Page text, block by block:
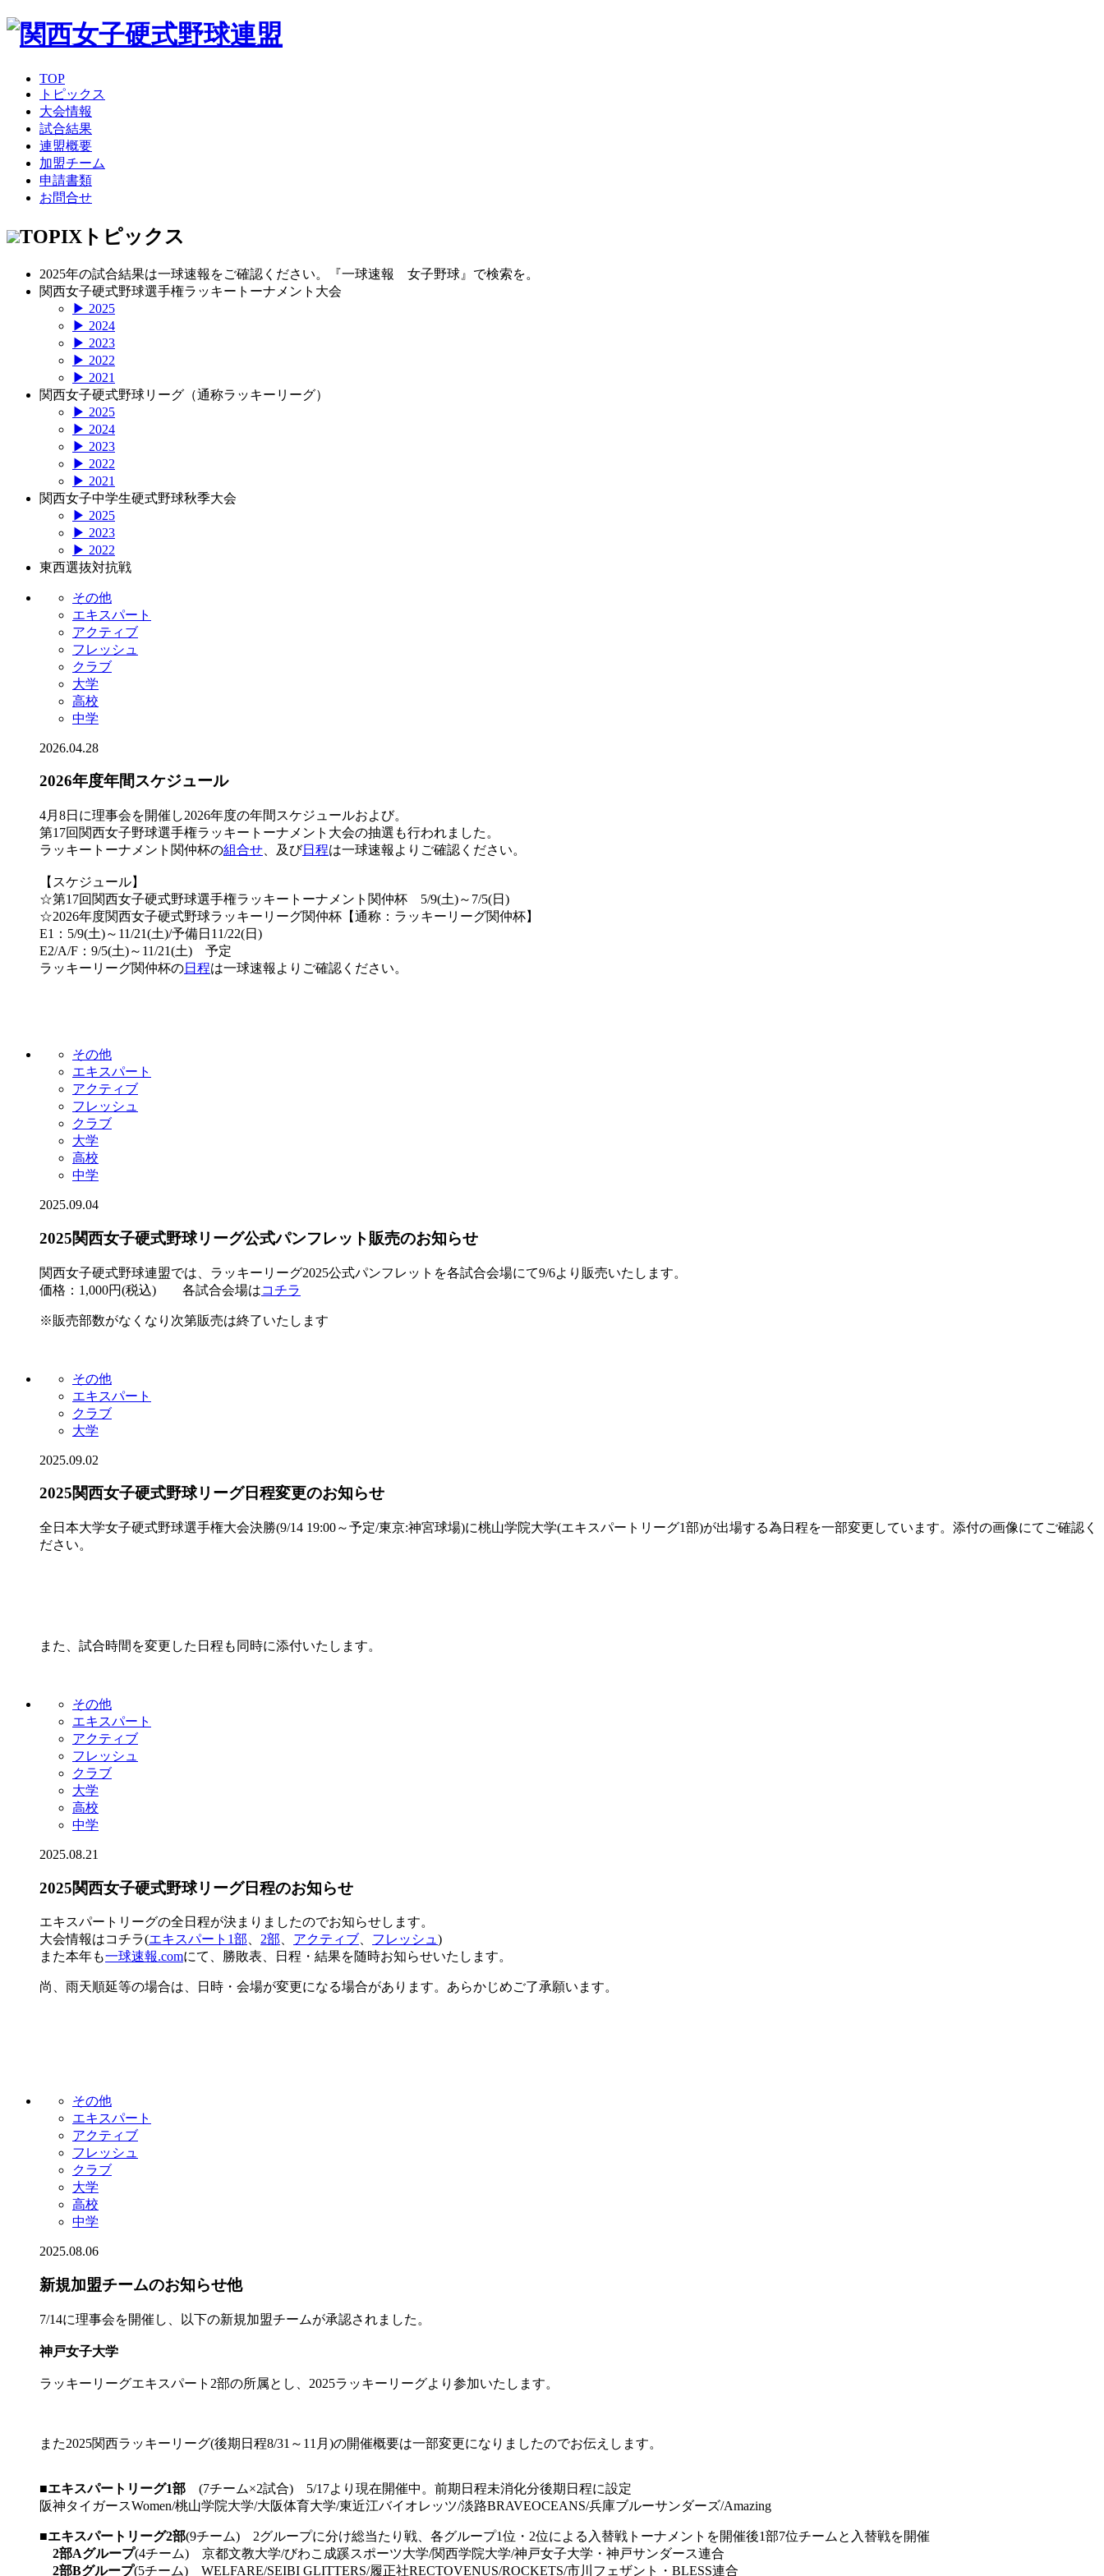
TOP
トピックス
大会情報
試合結果
連盟概要
加盟チーム
申請書類
お問合せ
TOPIX トピックス
2025年の試合結果は一球速報をご確認ください。『一球速報 女子野球』で検索を。
関西女子硬式野球選手権ラッキートーナメント大会
▶ 2025
▶ 2024
▶ 2023
▶ 2022
▶ 2021
関西女子硬式野球リーグ（通称ラッキーリーグ）
▶ 2025
▶ 2024
▶ 2023
▶ 2022
▶ 2021
関西女子中学生硬式野球秋季大会
▶ 2025
▶ 2023
▶ 2022
東西選抜対抗戦
その他
エキスパート
アクティブ
フレッシュ
クラブ
大学
高校
中学
2026.04.28
2026年度年間スケジュール
4月8日に理事会を開催し2026年度の年間スケジュールおよび。
第17回関西女子野球選手権ラッキートーナメント大会の抽選も行われました。
ラッキートーナメント関仲杯の組合せ 、及び日程は一球速報よりご確認ください。
【スケジュール】
☆第17回関西女子硬式野球選手権ラッキートーナメント関仲杯 5/9(土)～7/5(日)
☆2026年度関西女子硬式野球ラッキーリーグ関仲杯【通称：ラッキーリーグ関仲杯】
E1：5/9(土)～11/21(土)/予備日11/22(日)
E2/A/F：9/5(土)～11/21(土) 予定
ラッキーリーグ関仲杯の日程は一球速報よりご確認ください。
その他
エキスパート
アクティブ
フレッシュ
クラブ
大学
高校
中学
2025.09.04
2025関西女子硬式野球リーグ公式パンフレット販売のお知らせ
関西女子硬式野球連盟では、ラッキーリーグ2025公式パンフレットを各試合会場にて9/6より販売いたします。
価格：1,000円(税込) 各試合会場はコチラ
※販売部数がなくなり次第販売は終了いたします
その他
エキスパート
クラブ
大学
2025.09.02
2025関西女子硬式野球リーグ日程変更のお知らせ
全日本大学女子硬式野球選手権大会決勝(9/14 19:00～予定/東京:神宮球場)に桃山学院大学(エキスパートリーグ1部)が出場する為日程を一部変更しています。添付の画像にてご確認く
ださい。
また、試合時間を変更した日程も同時に添付いたします。
その他
エキスパート
アクティブ
フレッシュ
クラブ
大学
高校
中学
2025.08.21
2025関西女子硬式野球リーグ日程のお知らせ
エキスパートリーグの全日程が決まりましたのでお知らせします。
大会情報はコチラ(エキスパート1部、 2部、 アクティブ、 フレッシュ)
また本年も一球速報.comにて、勝敗表、日程・結果を随時お知らせいたします。
尚、雨天順延等の場合は、日時・会場が変更になる場合があります。あらかじめご了承願います。
その他
エキスパート
アクティブ
フレッシュ
クラブ
大学
高校
中学
2025.08.06
新規加盟チームのお知らせ他
7/14に理事会を開催し、以下の新規加盟チームが承認されました。
神戸女子大学
ラッキーリーグエキスパート2部の所属とし、2025ラッキーリーグより参加いたします。
また2025関西ラッキーリーグ(後期日程8/31～11月)の開催概要は一部変更になりましたのでお伝えします。
■エキスパートリーグ1部 (7チーム×2試合) 5/17より現在開催中。前期日程未消化分後期日程に設定
阪神タイガースWomen/桃山学院大学/大阪体育大学/東近江バイオレッツ/淡路BRAVEOCEANS/兵庫ブルーサンダーズ/Amazing
■エキスパートリーグ2部(9チーム) 2グループに分け総当たり戦、各グループ1位・2位による入替戦トーナメントを開催後1部7位チームと入替戦を開催
2部Aグループ(4チーム) 京都文教大学/びわこ成蹊スポーツ大学/関西学院大学/神戸女子大学・神戸サンダース連合
2部Bグループ(5チーム) WELFARE/SEIBI GLITTERS/履正社RECTOVENUS/ROCKETS/市川フェザント・BLESS連合